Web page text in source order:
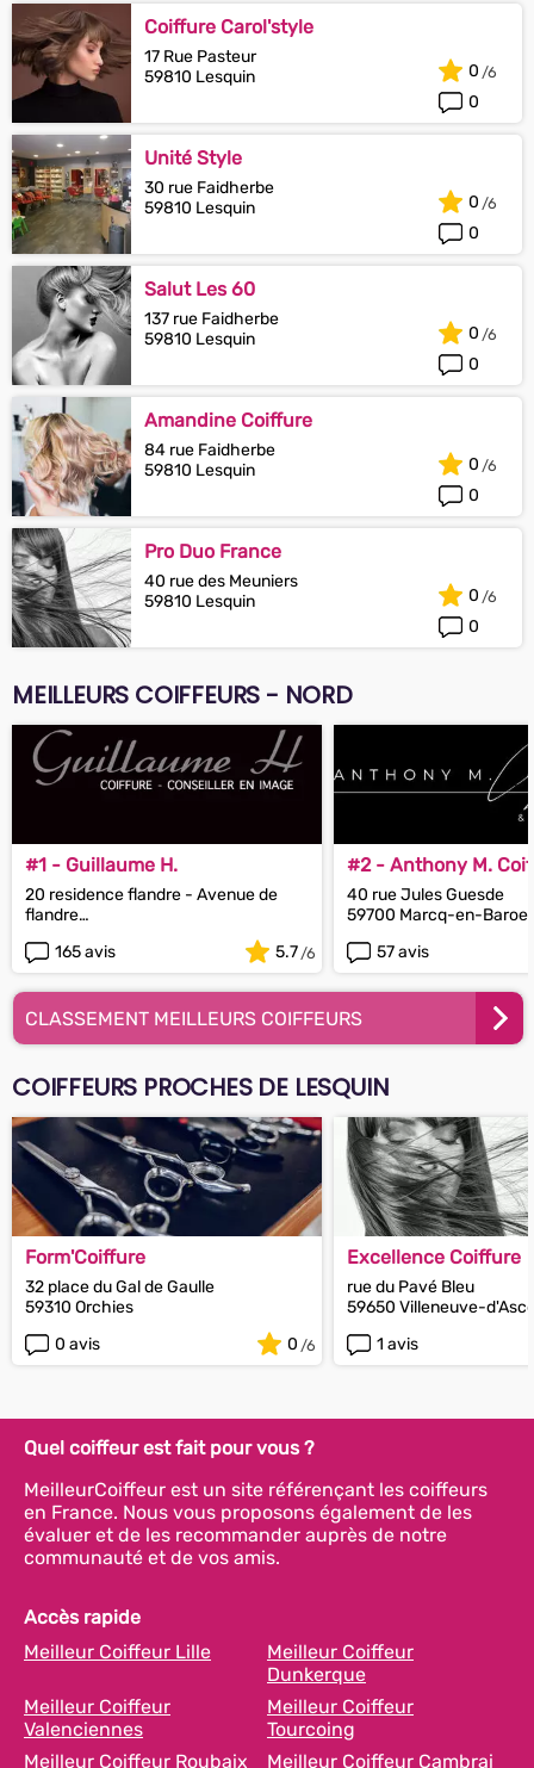
Coiffure Carol'style
17 Rue Pasteur
59810 Lesquin
0
0
Unité Style
30 rue Faidherbe
59810 Lesquin
0
0
Salut Les 60
137 rue Faidherbe
59810 Lesquin
0
0
Amandine Coiffure
84 rue Faidherbe
59810 Lesquin
0
0
Pro Duo France
40 rue des Meuniers
59810 Lesquin
0
0
MEILLEURS COIFFEURS - NORD
#1 - Guillaume H.
20 residence flandre - Avenue de
flandre
165 avis 5.7
#2 - Anthony M.
40 rue Jules Guesde
59700 Marcq-en-
57 avis
CLASSEMENT MEILLEURS COIFFEURS
COIFFEURS PROCHES DE LESQUIN
Form'Coiffure
32 place du Gal de Gaulle
59310 Orchies
0 avis
0
Excellence Coiffure
rue du Pavé Bleu
59650 Villeneuve-
1 avis
Quel coiffeur est fait pour vous ?
MeilleurCoiffeur est un site référençant les coiffeurs
en France. Nous vous proposons également de les
évaluer et de les recommander auprès de notre
communauté et de vos amis.
Accès rapide
Meilleur Coiffeur Lille
Meilleur Coiffeur
Dunkerque
Meilleur Coiffeur
Valenciennes
Meilleur Coiffeur
Tourcoing
Meilleur Coiffeur Roubaix
Meilleur Coiffeur Cambrai